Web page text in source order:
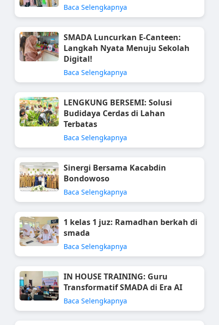
Baca Selengkapnya
SMADA Luncurkan E-Canteen:
Langkah Nyata Menuju Sekolah
Digital!
Baca Selengkapnya
LENGKUNG BERSEMI: Solusi
Budidaya Cerdas di Lahan
Terbatas
Baca Selengkapnya
Sinergi Bersama Kacabdin
Bondowoso
Baca Selengkapnya
1 kelas 1 juz: Ramadhan berkah di
smada
Baca Selengkapnya
IN HOUSE TRAINING: Guru
Transformatif SMADA di Era AI
Baca Selengkapnya